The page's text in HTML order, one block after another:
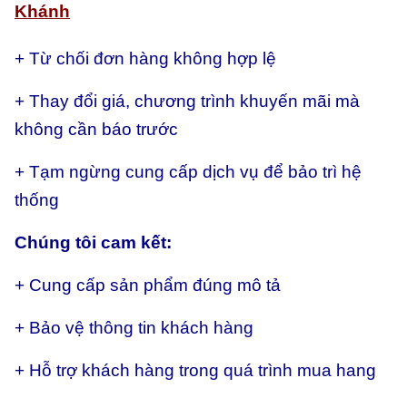
Khánh
+ Từ chối đơn hàng không hợp lệ
+ Thay đổi giá, chương trình khuyến mãi mà
không cần báo trước
+ Tạm ngừng cung cấp dịch vụ để bảo trì hệ
thống
Chúng tôi cam kết:
+ Cung cấp sản phẩm đúng mô tả
+ Bảo vệ thông tin khách hàng
+ Hỗ trợ khách hàng trong quá trình mua hang